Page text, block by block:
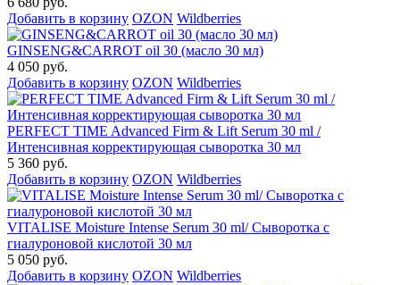
Добавить в корзину OZON Wildberries
GINSENG&CARROT oil 30 (масло 30 мл)
4 050 руб.
Добавить в корзину OZON Wildberries
PERFECT TIME Advanced Firm & Lift Serum 30 ml /
Интенсивная корректирующая сыворотка 30 мл
5 360 руб.
Добавить в корзину OZON Wildberries
VITALISE Moisture Intense Serum 30 ml/ Сыворотка с
гиалуроновой кислотой 30 мл
5 050 руб.
Добавить в корзину OZON Wildberries